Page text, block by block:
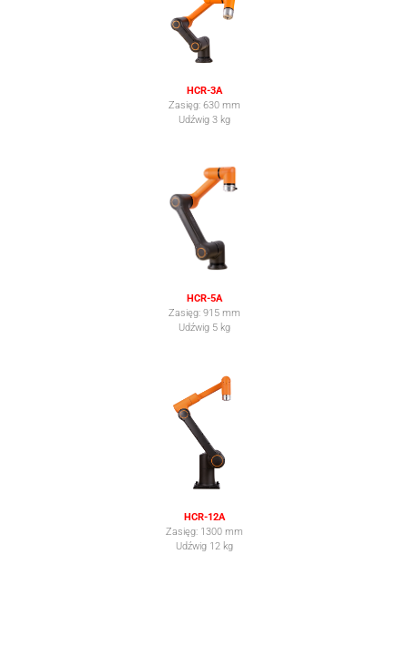
HCR-3A
Zasięg: 630 mm
Udźwig 3 kg
HCR-5A
Zasięg: 915 mm
Udźwig 5 kg
HCR-12A
Zasięg: 1300 mm
Udźwig 12 kg